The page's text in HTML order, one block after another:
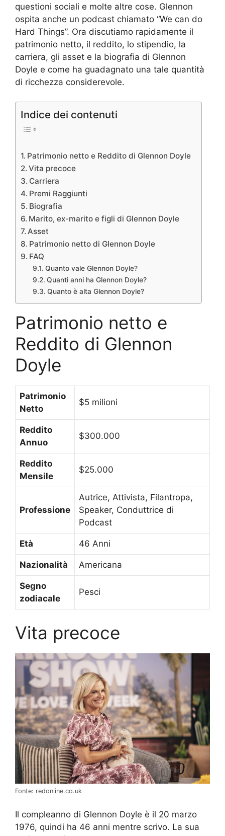
questioni sociali e molte altre cose. Glennon
ospita anche un podcast chiamato “We can do
Hard Things”. Ora discutiamo rapidamente il
patrimonio netto, il reddito, lo stipendio, la
carriera, gli asset e la biografia di Glennon
Doyle e come ha guadagnato una tale quantità
di ricchezza considerevole.
Indice dei contenuti
Patrimonio netto e Reddito di Glennon Doyle
Vita precoce
Carriera
Premi Raggiunti
Biografia
Marito, ex-marito e figli di Glennon Doyle
Asset
Patrimonio netto di Glennon Doyle
FAQ
Quanto vale Glennon Doyle?
Quanti anni ha Glennon Doyle?
Quanto è alta Glennon Doyle?
Patrimonio netto e
Reddito di Glennon
Doyle
Patrimonio
Netto
$5 milioni
Reddito
Annuo
$300.000
Reddito
Mensile
$25.000
Professione
Autrice, Attivista, Filantropa,
Speaker, Conduttrice di
Podcast
Età 46 Anni
Nazionalità Americana
Segno
zodiacale
Pesci
Vita precoce
Fonte: redonline.co.uk
Il compleanno di Glennon Doyle è il 20 marzo
1976, quindi ha 46 anni mentre scrivo. La sua